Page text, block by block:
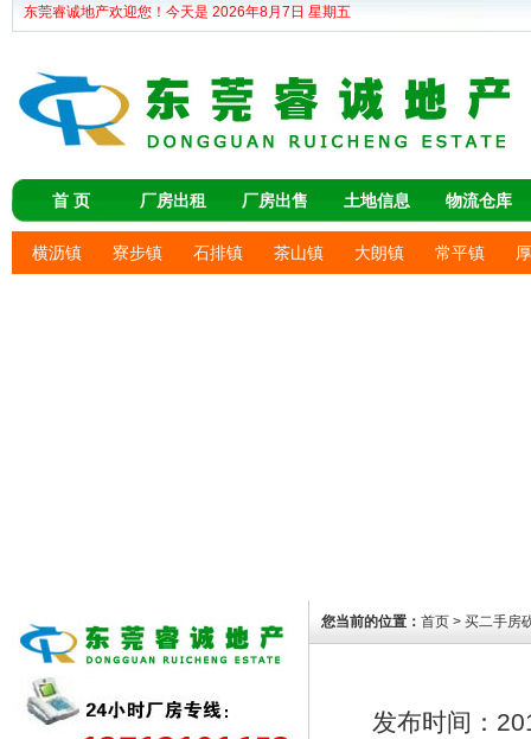
东莞睿诚地产欢迎您！今天是 2026年8月7日 星期五
首 页 厂房出租 厂房出售 土地信息 物流仓库
横沥镇 寮步镇 石排镇 茶山镇 大朗镇 常平镇
您当前的位置： 首页 > 买二手房
发布时间：